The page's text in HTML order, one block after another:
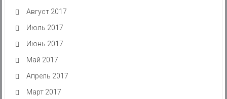
Август 2017
Июль 2017
Июнь 2017
Май 2017
Апрель 2017
Март 2017